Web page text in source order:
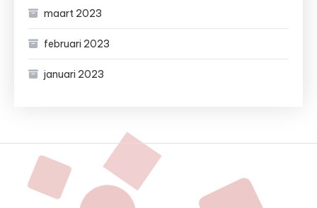
maart 2023
februari 2023
januari 2023